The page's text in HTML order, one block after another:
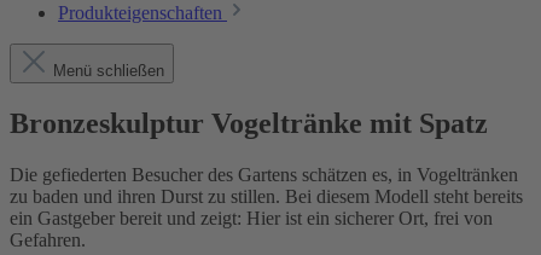
Produkteigenschaften
Menü schließen
Bronzeskulptur Vogeltränke mit Spatz
Die gefiederten Besucher des Gartens schätzen es, in Vogeltränken
zu baden und ihren Durst zu stillen. Bei diesem Modell steht bereits
ein Gastgeber bereit und zeigt: Hier ist ein sicherer Ort, frei von
Gefahren.